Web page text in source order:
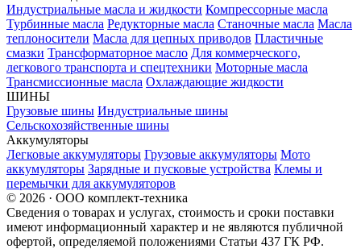
Индустриальные масла и жидкости Компрессорные масла
Турбинные масла Редукторные масла Станочные масла Масла
теплоносители Масла для цепных приводов Пластичные
смазки Трансформаторное масло Для коммерческого,
легкового транспорта и спецтехники Моторные масла
Трансмиссионные масла Охлаждающие жидкости
ШИНЫ
Грузовые шины Индустриальные шины
Сельскохозяйственные шины
Аккумуляторы
Легковые аккумуляторы Грузовые аккумуляторы Мото
аккумуляторы Зарядные и пусковые устройства Клемы и
перемычки для аккумуляторов
© 2026 · ООО комплект-техника
Сведения о товарах и услугах, стоимость и сроки поставки
имеют информационный характер и не являются публичной
офертой, определяемой положениями Статьи 437 ГК РФ.